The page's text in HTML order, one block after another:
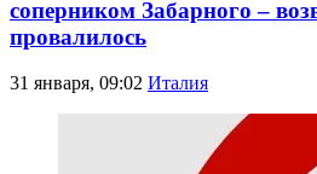
соперником Забарного –
провалилось
31 января, 09:02 Италия